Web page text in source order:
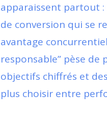
apparaissent partout :
de conversion qui se
avantage
responsable” pèse
objectifs chiffrés et
plus choisir entre